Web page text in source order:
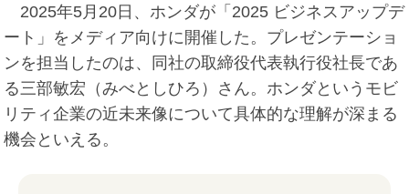
2025年5月20日、ホンダが「2025 ビジネスアップデ
ート」をメディア向けに開催した。プレゼンテーショ
ンを担当したのは、同社の取締役代表執行役社長であ
る三部敏宏（みべとしひろ）さん。ホンダというモビ
リティ企業の近未来像について具体的な理解が深まる
機会といえる。